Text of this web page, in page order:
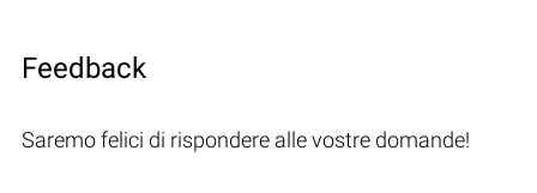
Feedback
Saremo felici di rispondere alle vostre domande!